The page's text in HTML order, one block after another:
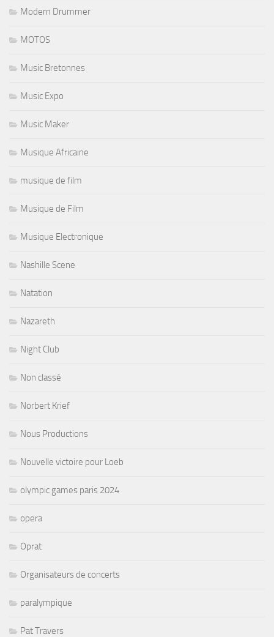
Modern Drummer
MOTOS
Music Bretonnes
Music Expo
Music Maker
Musique Africaine
musique de film
Musique de Film
Musique Electronique
Nashille Scene
Natation
Nazareth
Night Club
Non classé
Norbert Krief
Nous Productions
Nouvelle victoire pour Loeb
olympic games paris 2024
opera
Oprat
Organisateurs de concerts
paralympique
Pat Travers